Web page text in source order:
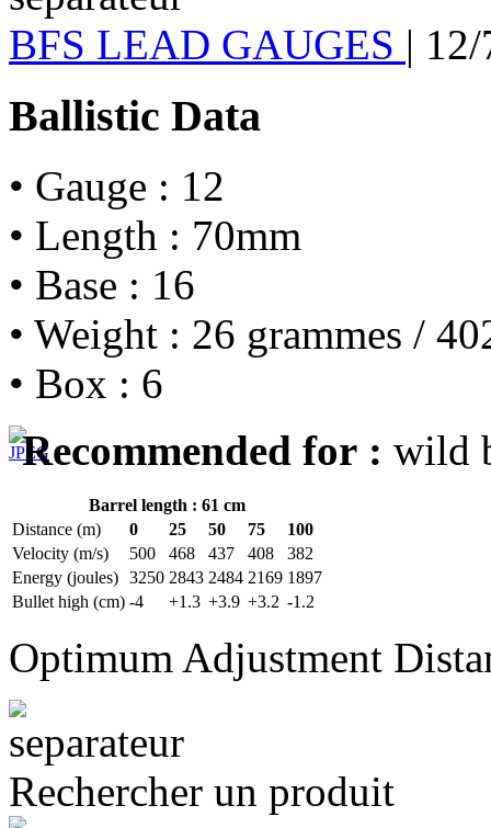
BFS LEAD GAUGES |
Ballistic Data
• Gauge : 12
• Length : 70mm
• Base : 16
• Weight : 26 grammes /
• Box : 6
Recommended for : wild
Barrel length : 61 cm
Distance (m)
0 25 50 75
100
Velocity (m/s)
500 468 437 408
382
Energy (joules) 3250 2843 2484 2169 1897
Bullet high (cm) -4 +1.3 +3.9 +3.2 -1.2
Optimum Adjustment
Rechercher un produit